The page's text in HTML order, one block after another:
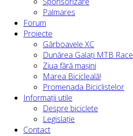
Palmares
Forum
Proiecte
Gârboavele XC
Dunărea Galați MTB Race
Ziua fără mașini
Marea Bicicleală!
Promenada Biciclistelor
Informații utile
Despre biciclete
Legislație
Contact